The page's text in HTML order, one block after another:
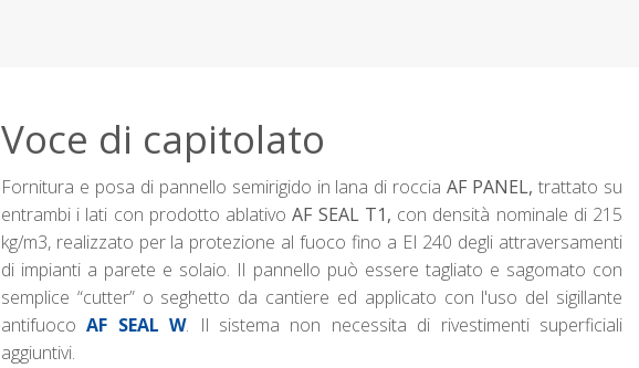
Voce di capitolato
Fornitura e posa di pannello semirigido in lana di rocciaAF PANEL,trattato su
entrambi i lati con prodotto ablativoAF SEAL T1, con densità nominale di 215
kg/m3, realizzato per la protezione al fuoco fino a EI 240 degli attraversamenti
di impianti a parete e solaio. Il pannello può essere tagliato e sagomato con
semplice “cutter” o seghetto da cantiere ed applicato con l'uso del sigillante
antifuocoAF SEAL W. Il sistema non necessita di rivestimenti superficiali
aggiuntivi.